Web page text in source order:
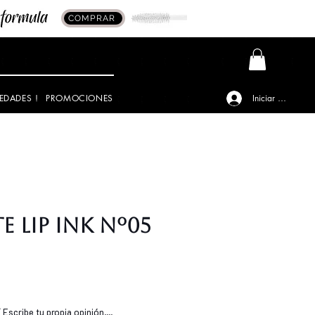
COMPRAR
! PROMOCIONES Iniciar sesión
Lip Ink Nº05
tu propia opinión....